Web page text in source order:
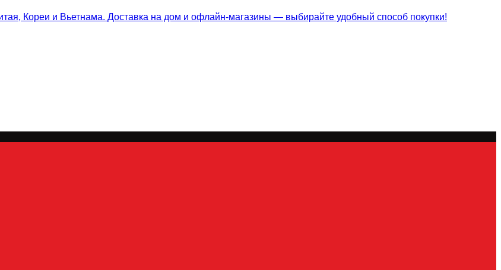
Кореи и Вьетнама. Доставка на дом и офлайн‑магазины — выбирайте удобный способ покупки!